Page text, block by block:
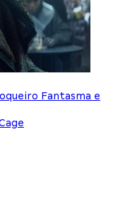
Fantasma e